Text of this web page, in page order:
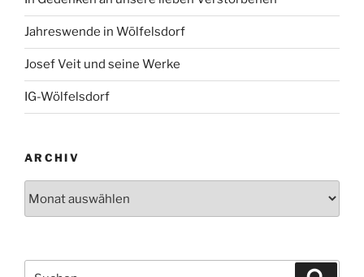
Jahreswende in Wölfelsdorf
Josef Veit und seine Werke
IG-Wölfelsdorf
ARCHIV